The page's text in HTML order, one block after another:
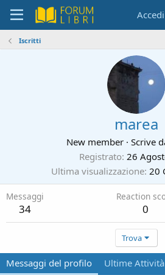
Accedi
Iscritti
marea
New member · Scrive
Registrato 26
Ultima visualizzazione 20
Messaggi
34
Reaction
0
Trova
Messaggi del profilo Ultime Attività